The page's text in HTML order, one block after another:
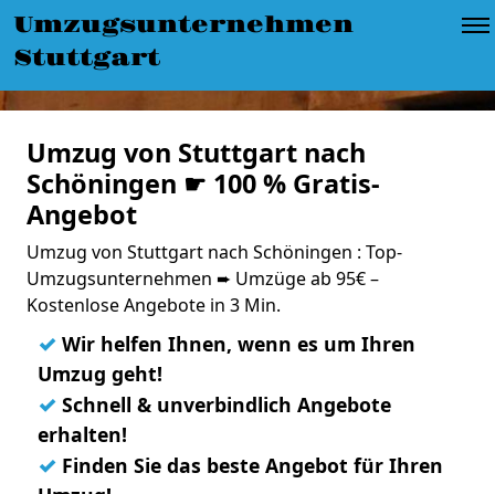
Umzugsunternehmen
Stuttgart
Umzug von Stuttgart nach
Schöningen ☛ 100 % Gratis-
Angebot
Umzug von Stuttgart nach Schöningen : Top-
Umzugsunternehmen ➨ Umzüge ab 95€ –
Kostenlose Angebote in 3 Min.
✓ Wir helfen Ihnen, wenn es um Ihren
Umzug geht!
✓ Schnell & unverbindlich Angebote
erhalten!
✓ Finden Sie das beste Angebot für Ihren